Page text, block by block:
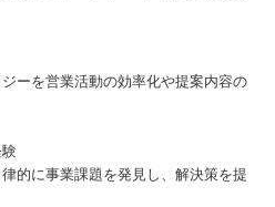
ーを営業活動の効率化や提案内容の
的に事業課題を発見し、解決策を提